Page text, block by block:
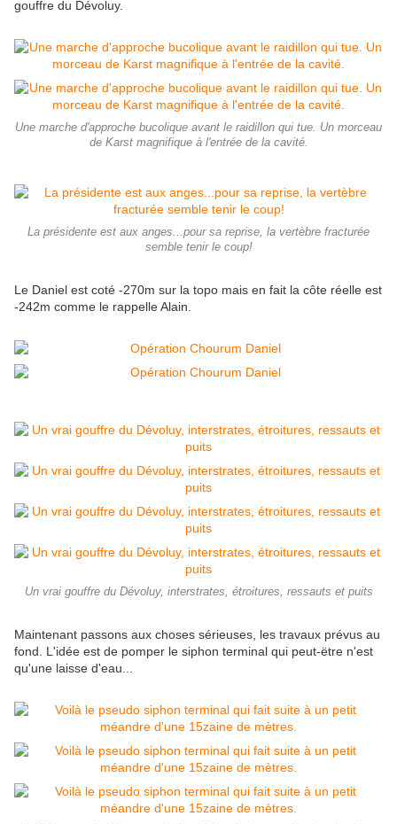
gouffre du Dévoluy.
Une marche d'approche bucolique avant le raidillon qui tue. Un morceau
de Karst magnifique à l'entrée de la cavité.
La présidente est aux anges...pour sa reprise, la vertèbre fracturée
semble tenir le coup!
Le Daniel est coté -270m sur la topo mais en fait la côte réelle est
-242m comme le rappelle Alain.
Un vrai gouffre du Dévoluy, interstrates, étroitures, ressauts et puits
Maintenant passons aux choses sérieuses, les travaux prévus au
fond. L'idée est de pomper le siphon terminal qui peut-ëtre n'est
qu'une laisse d'eau...